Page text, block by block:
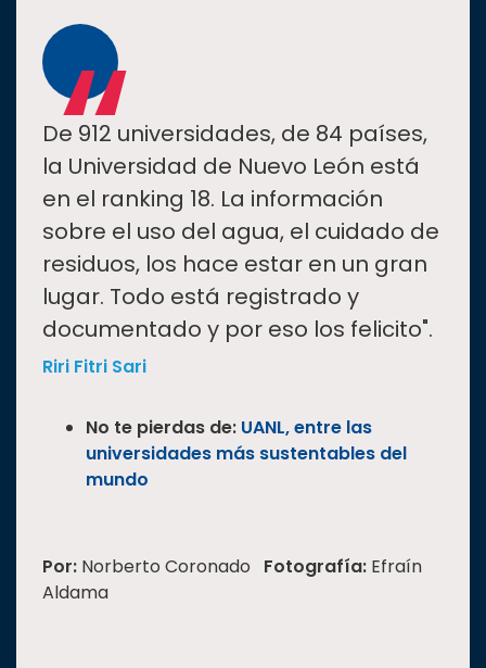
“
De 912 universidades, de 84 países,
la Universidad de Nuevo León está
en el ranking 18. La información
sobre el uso del agua, el cuidado de
residuos, los hace estar en un gran
lugar. Todo está registrado y
documentado y por eso los felicito".
Riri Fitri Sari
No te pierdas de: UANL, entre las
universidades más sustentables del
mundo
Por: Norberto Coronado Fotografía: Efraín
Aldama